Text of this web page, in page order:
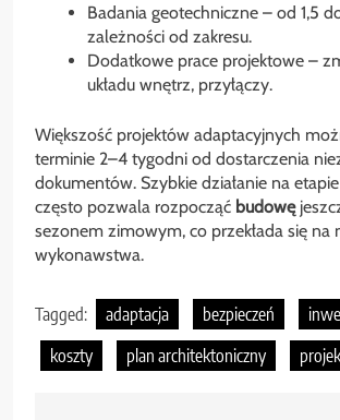
Badania geotechniczne – od 1,5
zależności od zakresu.
Dodatkowe prace projektowe –
układu wnętrz, przyłączy.
Większość projektów adaptacyjnych
terminie 2–4 tygodni od dostarczenia
dokumentów. Szybkie działanie na
często pozwala rozpocząć budowę
sezonem zimowym, co przekłada się na
wykonawstwa.
Tagged: adaptacja bezpieczeń
koszty
plan architektoniczny